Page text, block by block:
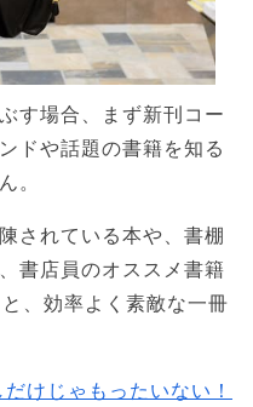
す場合、まず新刊コー
ドや話題の書籍を知る
。
されている本や、書棚
書店員のオススメ書籍
、効率よく素敵な一冊
けじゃもったいない！